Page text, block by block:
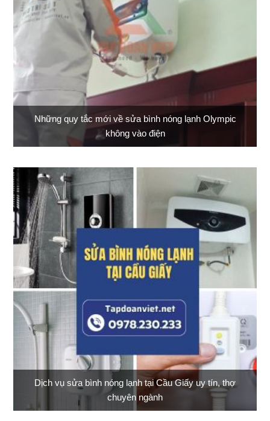
Những quy tắc mới về sửa bình nóng lạnh Olympic
không vào điện
Dịch vụ sửa bình nóng lạnh tại Cầu Giấy uy tín, thợ
chuyên ngành